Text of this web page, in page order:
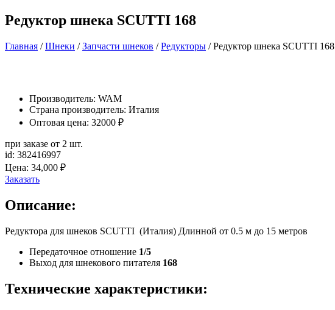
Редуктор шнека SCUTTI 168
Главная /Шнеки /Запчасти шнеков /Редукторы / Редуктор шнека SCUTTI 168
Производитель: WAM
Страна производитель: Италия
Оптовая цена: 32000 ₽
при заказе от 2 шт.
id: 382416997
Цена: 34,000 ₽
Заказать
Описание:
Редуктора для шнеков SCUTTI (Италия) Длинной от 0.5 м до 15 метров
Передаточное отношение 1/5
Выход для шнекового питателя 168
Технические характеристики: